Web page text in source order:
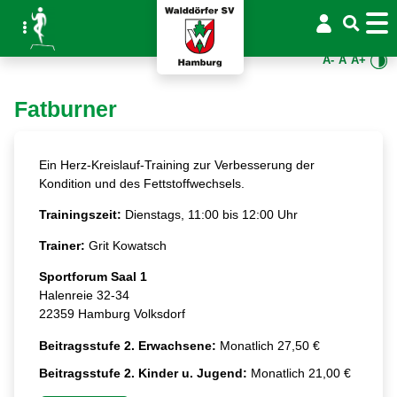
A- A A+
Fatburner
Ein Herz-Kreislauf-Training zur Verbesserung der
Kondition und des Fettstoffwechsels.
Trainingszeit: Dienstags, 11:00 bis 12:00 Uhr
Trainer: Grit Kowatsch
Sportforum Saal 1
Halenreie 32-34
22359 Hamburg Volksdorf
Beitragsstufe 2. Erwachsene: Monatlich 27,50 €
Beitragsstufe 2. Kinder u. Jugend: Monatlich 21,00 €